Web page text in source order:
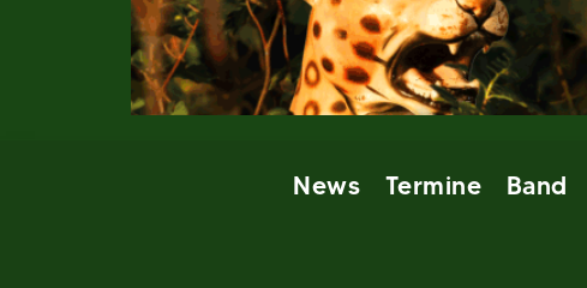
News Termine Band